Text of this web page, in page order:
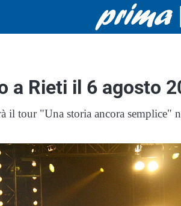
a Rieti il 6 agosto
il tour "Una storia ancora semplice"